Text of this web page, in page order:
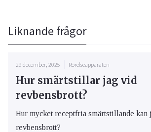
Liknande frågor
29 december, 2025 Rörelseapparaten
Hur smärtstillar jag vid
revbensbrott?
Hur mycket receptfria smärtstillande kan
revbensbrott?